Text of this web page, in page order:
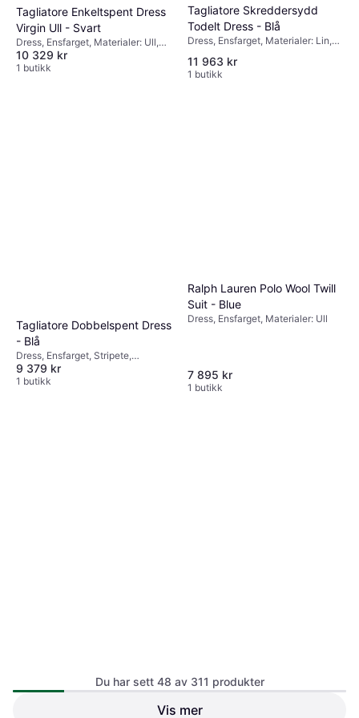
Tagliatore Enkeltspent Dress
Virgin Ull - Svart
Dress, Ensfarget, Materialer: Ull,
Fôret, Lommer
10 329 kr
1 butikk
Tagliatore Skreddersydd
Todelt Dress - Blå
Dress, Ensfarget, Materialer: Lin,
11 963 kr
1 butikk
Tagliatore Dobbelspent Dress
- Blå
Dress, Ensfarget, Stripete,
Materialer: Ull, Lin, Bomull,
Lommer, Fôret
9 379 kr
1 butikk
Ralph Lauren Polo Wool Twill
Suit - Blue
Dress, Ensfarget, Materialer: Ull
7 895 kr
1 butikk
Du har sett 48 av 311 produkter
Vis mer